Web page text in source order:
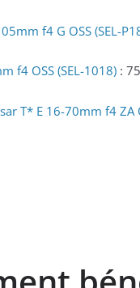
f4 G OSS (SEL-
f4 OSS (SEL-1018) :
T* E 16-70mm f4 ZA